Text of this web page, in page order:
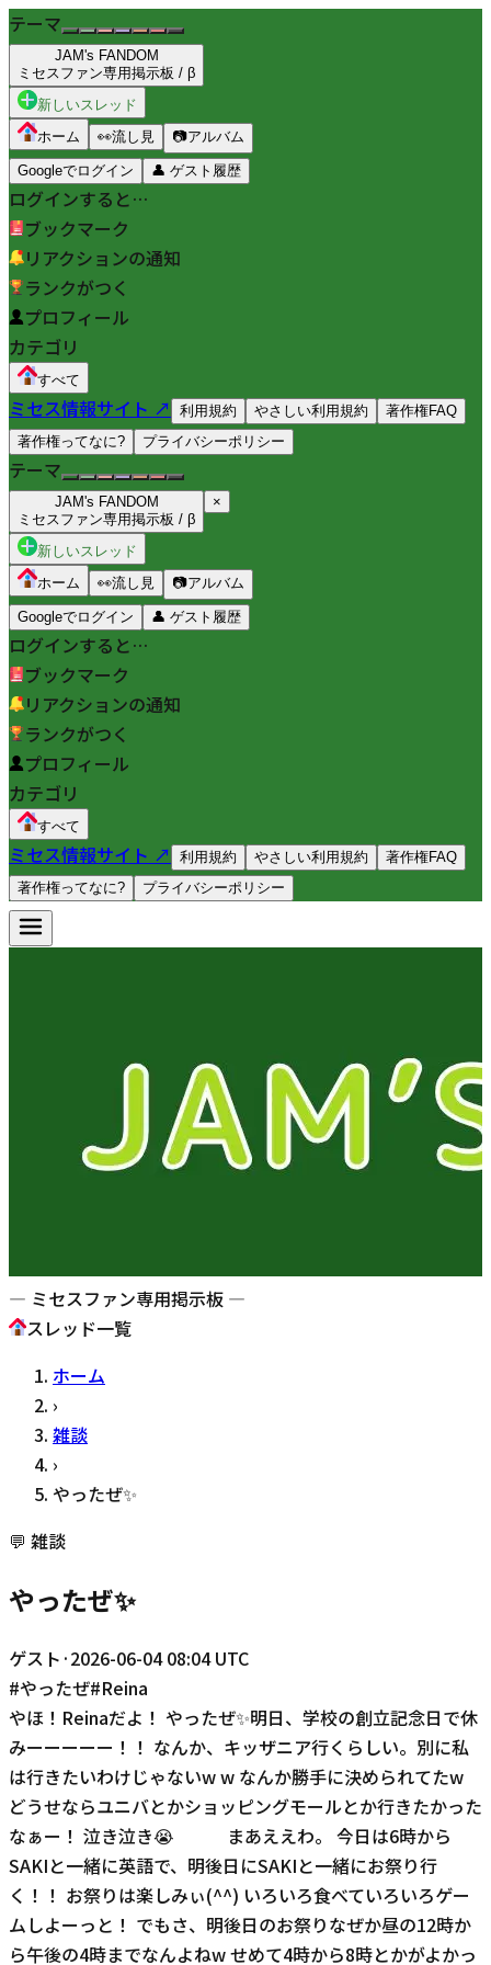
テーマ
JAM's FANDOM
ミセスファン専用掲示板 / β
新しいスレッド
ホーム
👀流し見 📷アルバム
Googleでログイン 👤 ゲスト履歴
ログインすると…
ブックマーク
リアクションの通知
ランクがつく
プロフィール
カテゴリ
すべて
ミセス情報サイト ↗ 利用規約 やさしい利用規約
著作権FAQ
著作権ってなに?
プライバシーポリシー
テーマ
JAM's FANDOM
ミセスファン専用掲示板 / β
×
新しいスレッド
ホーム
👀流し見 📷アルバム
Googleでログイン 👤 ゲスト履歴
ログインすると…
ブックマーク
リアクションの通知
ランクがつく
プロフィール
カテゴリ
すべて
ミセス情報サイト ↗ 利用規約 やさしい利用規約
著作権FAQ
著作権ってなに?
プライバシーポリシー
— ミセスファン専用掲示板 —
スレッド一覧
ホーム
›
雑談
›
やったぜ✨
💬 雑談
やったぜ✨
ゲスト ·2026-06-04 08:04 UTC
#やったぜ#Reina
やほ！Reinaだよ！ やったぜ✨明日、学校の創立記念日で休
みーーーーー！！ なんか、キッザニア行くらしい。別に私
は行きたいわけじゃないw w なんか勝手に決められてたw
どうせならユニバとかショッピングモールとか行きたかった
なぁー！ 泣き泣き😭 まあええわ。 今日は6時から
SAKIと一緒に英語で、明後日にSAKIと一緒にお祭り行
く！！ お祭りは楽しみぃ(^^) いろいろ食べていろいろゲー
ムしよーっと！ でもさ、明後日のお祭りなぜか昼の12時か
ら午後の4時までなんよねw せめて4時から8時とかがよかっ